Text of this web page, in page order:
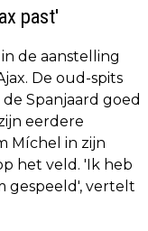
past'
de aanstelling
De oud-spits
Spanjaard goed
eerdere
Míchel in zijn
het veld. 'Ik heb
gespeeld', vertelt